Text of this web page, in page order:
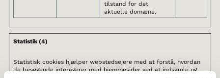
tilstand for det
aktuelle domæne.
Statistik (4)
Statistisk cookies hjælper webstedsejere med at forstå, hvordan
de besøgende interagerer med hjemmesider ved at indsamle og